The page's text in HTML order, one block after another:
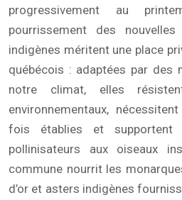
progressivement au
pourrissement des
indigènes méritent une place
québécois : adaptées par des
notre climat, elles
environnementaux,
fois établies et
pollinisateurs aux oiseaux
commune nourrit les
d’or et asters indigènes